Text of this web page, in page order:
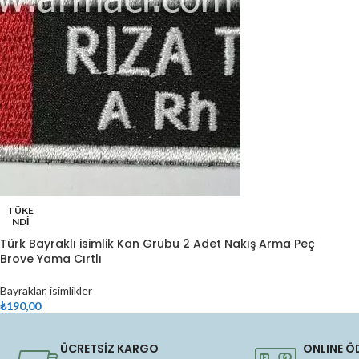
TÜKE
NDI
Türk Bayraklı isimlik Kan Grubu 2 Adet Nakış Arma Peç
Brove Yama Cırtlı
Bayraklar, isimlikler
₺190,00
ÜCRETSİZ KARGO ONLINE